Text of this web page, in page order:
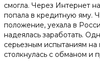
смогла. Через Интернет
попала в кредитную яму.
положение, уехала в
надеялась заработать.
серьезным испытаниям на
столкнулась с обманом и